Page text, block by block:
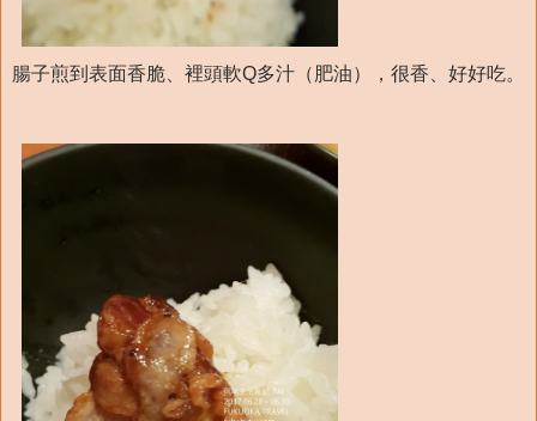
腸子煎到表面香脆、裡頭軟Q多汁（肥油），很香、好好吃。